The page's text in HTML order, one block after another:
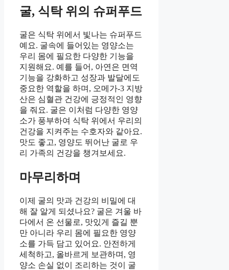
굴, 식탁 위의 슈퍼푸드
굴은 식탁 위에서 빛나는 슈퍼푸드
예요. 굴속에 들어있는 영양소는
우리 몸에 필요한 다양한 기능을
지원해요. 예를 들어, 아연은 면역
기능을 강화하고 성장과 발달에도
중요한 역할을 하며, 오메가-3 지방
산은 심혈관 건강에 긍정적인 영향
을 줘요. 굴은 이처럼 다양한 영양
소가 풍부하여 식탁 위에서 우리의
건강을 지켜주는 수호자와 같아요.
맛도 좋고, 영양도 뛰어난 굴로 우
리 가족의 건강을 챙겨보세요.
마무리하며
이제 굴의 맛과 건강의 비밀에 대
해 잘 알게 되셨나요? 굴은 겨울 바
다에서 온 선물로, 맛있게 즐길 뿐
만 아니라 우리 몸에 필요한 영양
소를 가득 담고 있어요. 안전하게
세척하고, 올바르게 보관하며, 영
양소 손실 없이 조리하는 것이 굴